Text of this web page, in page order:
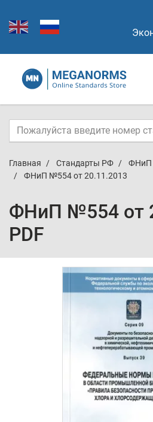
Главная Стандарты РФ
ФНиП
ФНиП №554 от 20.11.2013
ФНиП №554 от
PDF